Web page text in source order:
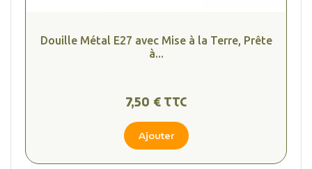
Douille Métal E27 avec Mise à la Terre, Prête
à...
7,50 € TTC
Ajouter